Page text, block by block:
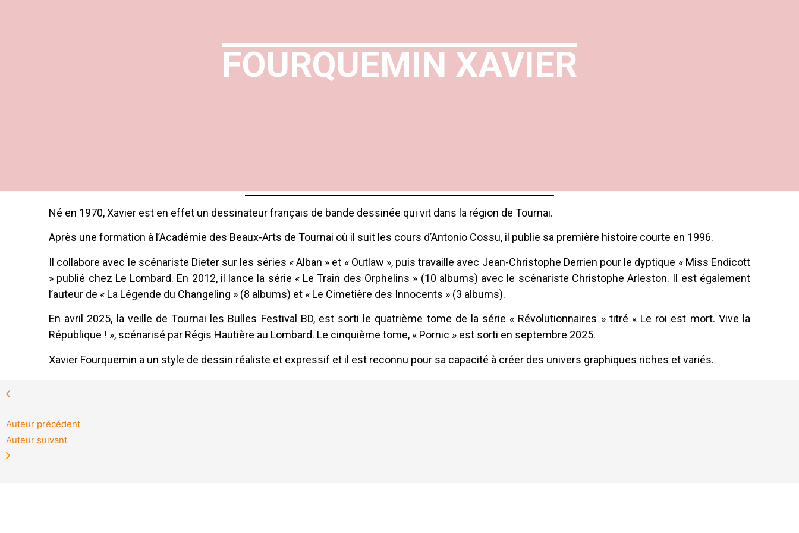
FOURQUEMIN XAVIER
Né en 1970, Xavier est en effet un dessinateur français de bande dessinée qui vit dans la région de Tournai.
Après une formation à l’Académie des Beaux-Arts de Tournai où il suit les cours d’Antonio Cossu, il publie sa première histoire courte en 1996.
Il collabore avec le scénariste Dieter sur les séries « Alban » et « Outlaw », puis travaille avec Jean-Christophe Derrien pour le dyptique « Miss Endicott
» publié chez Le Lombard. En 2012, il lance la série « Le Train des Orphelins » (10 albums) avec le scénariste Christophe Arleston. Il est également
l’auteur de « La Légende du Changeling » (8 albums) et « Le Cimetière des Innocents » (3 albums).
En avril 2025, la veille de Tournai les Bulles Festival BD, est sorti le quatrième tome de la série « Révolutionnaires » titré « Le roi est mort. Vive la
République ! », scénarisé par Régis Hautière au Lombard. Le cinquième tome, « Pornic » est sorti en septembre 2025.
Xavier Fourquemin a un style de dessin réaliste et expressif et il est reconnu pour sa capacité à créer des univers graphiques riches et variés.
Auteur précédent
Auteur suivant